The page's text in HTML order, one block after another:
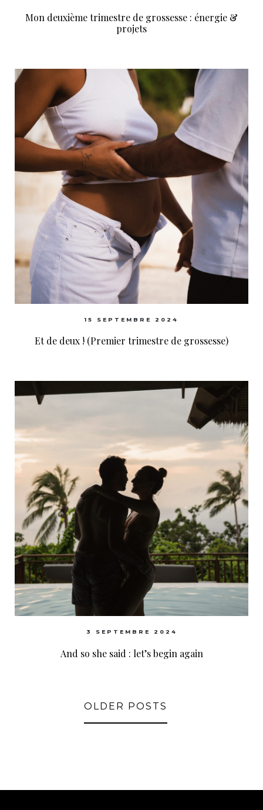
Mon deuxième trimestre de grossesse : énergie &
projets
15 SEPTEMBRE 2024
Et de deux ! (Premier trimestre de grossesse)
3 SEPTEMBRE 2024
And so she said : let’s begin again
OLDER POSTS